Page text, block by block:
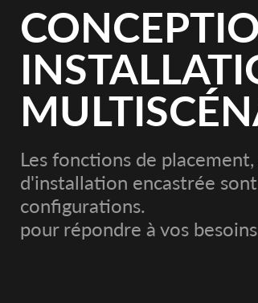
Les fonctions de
d'installation encastrée
configurations.
pour répondre à vos